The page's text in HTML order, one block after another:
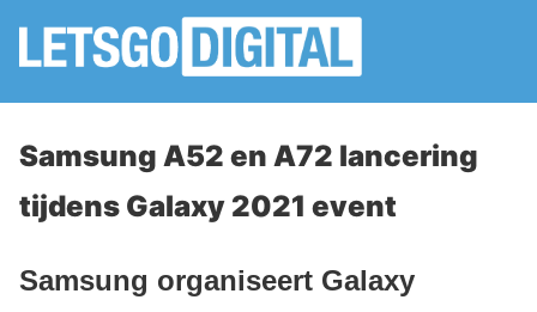
Samsung A52 en A72 lancering
tijdens Galaxy 2021 event
Samsung organiseert Galaxy